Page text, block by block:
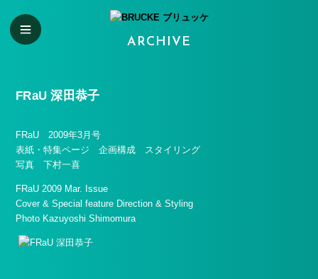
ARCHIVE
FRaU 深田恭子
FRaU 2009年3月号
表紙・特集ページ 企画構成 スタイリング
写真 下村一喜
FRaU 2009 Mar. Issue
Cover & Special feature Direction & Styling
Photo Kazuyoshi Shimomura